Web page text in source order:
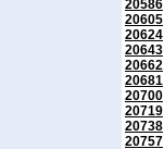
20586
20605
20624
20643
20662
20681
20700
20719
20738
20757